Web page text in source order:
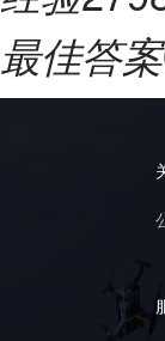
最佳答案